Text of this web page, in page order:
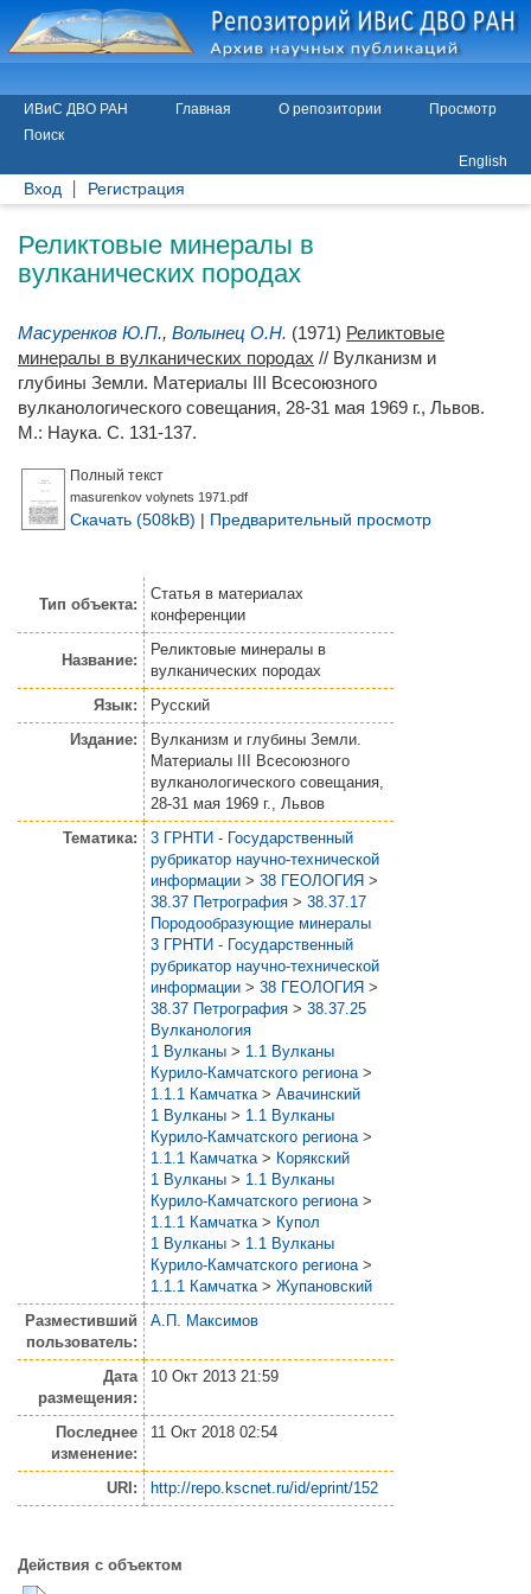
ИВиС ДВО РАН Главная О репозитории
Просмотр
Поиск
English
Вход Регистрация
Реликтовые минералы в
вулканических породах
Масуренков Ю.П., Волынец О.Н. (1971) Реликтовые
минералы в вулканических породах // Вулканизм и
глубины Земли. Материалы III Всесоюзного
вулканологического совещания, 28-31 мая 1969 г., Львов.
М.: Наука. С. 131-137.
Полный текст
masurenkov volynets 1971.pdf
Скачать (508kB) | Предварительный просмотр
Тип объекта:
Статья в материалах
конференции
Название:
Реликтовые минералы в
вулканических породах
Язык:
Русский
Издание:
Вулканизм и глубины Земли.
Материалы III Всесоюзного
вулканологического совещания,
28-31 мая 1969 г., Львов
Тематика:
3 ГРНТИ - Государственный
рубрикатор научно-технической
информации > 38 ГЕОЛОГИЯ >
38.37 Петрография > 38.37.17
Породообразующие минералы
3 ГРНТИ - Государственный
рубрикатор научно-технической
информации > 38 ГЕОЛОГИЯ >
38.37 Петрография > 38.37.25
Вулканология
1 Вулканы > 1.1 Вулканы
Курило-Камчатского региона >
1.1.1 Камчатка > Авачинский
1 Вулканы > 1.1 Вулканы
Курило-Камчатского региона >
1.1.1 Камчатка > Корякский
1 Вулканы > 1.1 Вулканы
Курило-Камчатского региона >
1.1.1 Камчатка > Купол
1 Вулканы > 1.1 Вулканы
Курило-Камчатского региона >
1.1.1 Камчатка > Жупановский
Разместивший
пользователь:
А.П. Максимов
Дата
размещения:
10 Окт 2013 21:59
Последнее
изменение:
11 Окт 2018 02:54
URI: http://repo.kscnet.ru/id/eprint/152
Действия с объектом